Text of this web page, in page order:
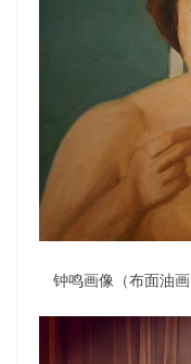
钟鸣画像（布面油